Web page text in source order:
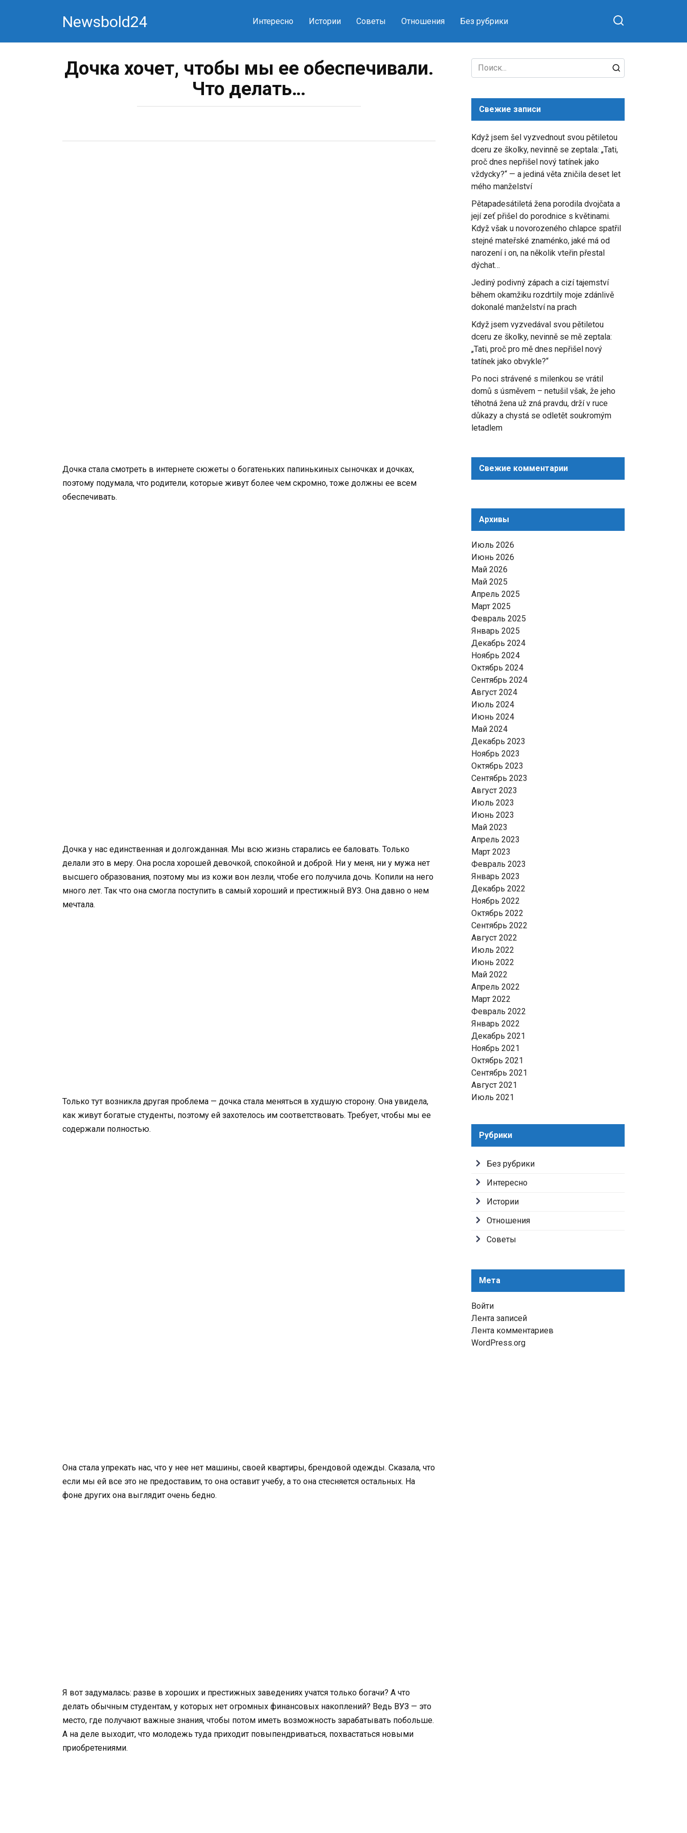
Newsbold24 Интересно Истории Советы Отношения Без рубрики
Дочка хочет, чтобы мы ее обеспечивали.
Что делать…
Дочка стала смотреть в интернете сюжеты о богатеньких папинькиных сыночках и дочках,
поэтому подумала, что родители, которые живут более чем скромно, тоже должны ее всем
обеспечивать.
Дочка у нас единственная и долгожданная. Мы всю жизнь старались ее баловать. Только
делали это в меру. Она росла хорошей девочкой, спокойной и доброй. Ни у меня, ни у мужа нет
высшего образования, поэтому мы из кожи вон лезли, чтобе его получила дочь. Копили на него
много лет. Так что она смогла поступить в самый хороший и престижный ВУЗ. Она давно о нем
мечтала.
Только тут возникла другая проблема — дочка стала меняться в худшую сторону. Она увидела,
как живут богатые студенты, поэтому ей захотелось им соответствовать. Требует, чтобы мы ее
содержали полностью.
Она стала упрекать нас, что у нее нет машины, своей квартиры, брендовой одежды. Сказала, что
если мы ей все это не предоставим, то она оставит учебу, а то она стесняется остальных. На
фоне других она выглядит очень бедно.
Я вот задумалась: разве в хороших и престижных заведениях учатся только богачи? А что
делать обычным студентам, у которых нет огромных финансовых накоплений? Ведь ВУЗ — это
место, где получают важные знания, чтобы потом иметь возможность зарабатывать побольше.
А на деле выходит, что молодежь туда приходит повыпендриваться, похвастаться новыми
приобретениями.
Search
for:
Свежие записи
Když jsem šel vyzvednout svou pětiletou
dceru ze školky, nevinně se zeptala: „Tati,
proč dnes nepřišel nový tatínek jako
vždycky?“ — a jediná věta zničila deset let
mého manželství
Pětapadesátiletá žena porodila dvojčata a
její zeť přišel do porodnice s květinami.
Když však u novorozeného chlapce spatřil
stejné mateřské znaménko, jaké má od
narození i on, na několik vteřin přestal
dýchat…
Jediný podivný zápach a cizí tajemství
během okamžiku rozdrtily moje zdánlivě
dokonalé manželství na prach
Když jsem vyzvedával svou pětiletou
dceru ze školky, nevinně se mě zeptala:
„Tati, proč pro mě dnes nepřišel nový
tatínek jako obvykle?“
Po noci strávené s milenkou se vrátil
domů s úsměvem – netušil však, že jeho
těhotná žena už zná pravdu, drží v ruce
důkazy a chystá se odletět soukromým
letadlem
Свежие комментарии
Архивы
Июль 2026
Июнь 2026
Май 2026
Май 2025
Апрель 2025
Март 2025
Февраль 2025
Январь 2025
Декабрь 2024
Ноябрь 2024
Октябрь 2024
Сентябрь 2024
Август 2024
Июль 2024
Июнь 2024
Май 2024
Декабрь 2023
Ноябрь 2023
Октябрь 2023
Сентябрь 2023
Август 2023
Июль 2023
Июнь 2023
Май 2023
Апрель 2023
Март 2023
Февраль 2023
Январь 2023
Декабрь 2022
Ноябрь 2022
Октябрь 2022
Сентябрь 2022
Август 2022
Июль 2022
Июнь 2022
Май 2022
Апрель 2022
Март 2022
Февраль 2022
Январь 2022
Декабрь 2021
Ноябрь 2021
Октябрь 2021
Сентябрь 2021
Август 2021
Июль 2021
Рубрики
Без рубрики
Интересно
Истории
Отношения
Советы
Мета
Войти
Лента записей
Лента комментариев
WordPress.org